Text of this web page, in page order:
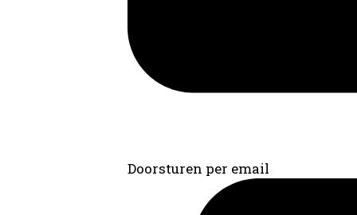
Doorsturen per email